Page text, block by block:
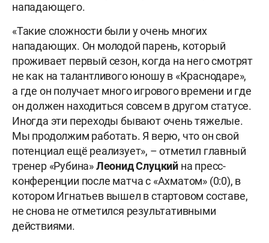
нападающего.
«Такие сложности были у очень многих
нападающих. Он молодой парень, который
проживает первый сезон, когда на него смотрят
не как на талантливого юношу в «Краснодаре»,
а где он получает много игрового времени и где
он должен находиться совсем в другом статусе.
Иногда эти переходы бывают очень тяжелые.
Мы продолжим работать. Я верю, что он свой
потенциал ещё реализует», – отметил главный
тренер «Рубина»Леонид Слуцкий на пресс-
конференции после матча с «Ахматом» (0:0), в
котором Игнатьев вышел в стартовом составе,
не снова не отметился результативными
действиями.